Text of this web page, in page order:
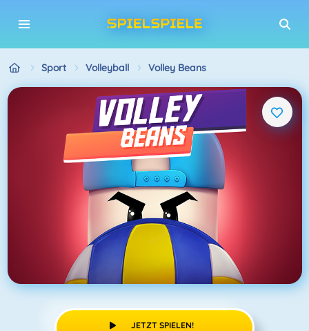
Sport Volleyball Volley Beans
JETZT SPIELEN!